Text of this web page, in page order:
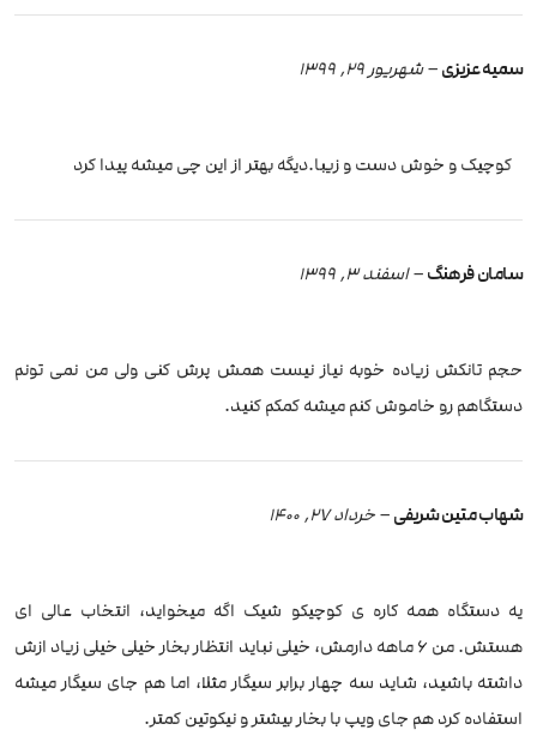
سمیه عزیزی–شهریور 29, 1399
کوچیک و خوش دست و زیبا.دیگه بهتر از این چی میشه پیدا کرد
سامان فرهنگ– اسفند 3, 1399
حجم تانکش زیاده خوبه نیاز نیست همش پرش کنی ولی من نمی تونم
دستگاهم رو خاموش کنم میشه کمکم کنید.
شهاب متین شریفی–خرداد 27, 1400
یه دستگاه همه کاره ی کوچیکو شیک اگه میخواید، انتخاب عالی ای
هستش. من ۶ ماهه دارمش، خیلی نباید انتظار بخار خیلی خیلی زیاد ازش
داشته باشید، شاید سه چهار برابر سیگار مثلا، اما هم جای سیگار میشه
استفاده کرد هم جای ویپ با بخار بیشتر و نیکوتین کمتر.